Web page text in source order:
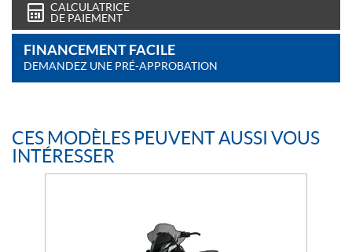
CALCULATRICE
DE PAIEMENT
FINANCEMENT FACILE
DEMANDEZ UNE PRÉ-APPROBATION
CES MODÈLES PEUVENT AUSSI VOUS
INTÉRESSER